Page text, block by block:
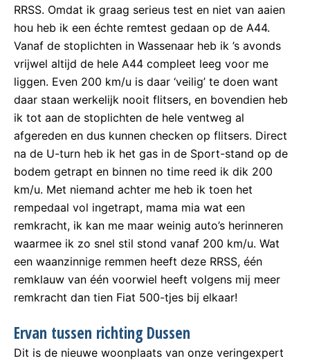
RRSS. Omdat ik graag serieus test en niet van aaien
hou heb ik een échte remtest gedaan op de A44.
Vanaf de stoplichten in Wassenaar heb ik ’s avonds
vrijwel altijd de hele A44 compleet leeg voor me
liggen. Even 200 km/u is daar ‘veilig’ te doen want
daar staan werkelijk nooit flitsers, en bovendien heb
ik tot aan de stoplichten de hele ventweg al
afgereden en dus kunnen checken op flitsers. Direct
na de U-turn heb ik het gas in de Sport-stand op de
bodem getrapt en binnen no time reed ik dik 200
km/u. Met niemand achter me heb ik toen het
rempedaal vol ingetrapt, mama mia wat een
remkracht, ik kan me maar weinig auto’s herinneren
waarmee ik zo snel stil stond vanaf 200 km/u. Wat
een waanzinnige remmen heeft deze RRSS, één
remklauw van één voorwiel heeft volgens mij meer
remkracht dan tien Fiat 500-tjes bij elkaar!
Ervan tussen richting Dussen
Dit is de nieuwe woonplaats van onze veringexpert